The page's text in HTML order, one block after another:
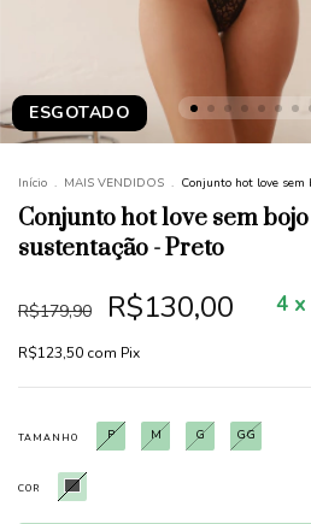
ESGOTADO
Início . MAIS VENDIDOS . Conjunto hot love sem
Conjunto hot love sem
sustentação - Preto
R$179,90 R$130,00 4 x
R$123,50 com Pix
TAMANHO P M G GG
COR